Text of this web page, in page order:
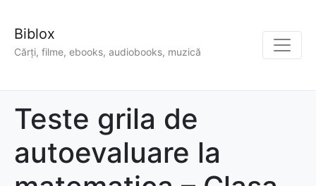
Biblox
Cărți, filme, ebooks, audiobooks, muzică
Teste grila de
autoevaluare la